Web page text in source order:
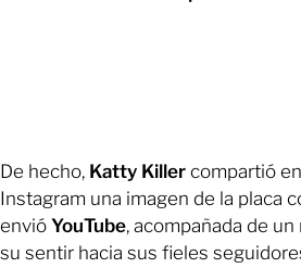
De hecho, Katty Killer compartió
Instagram una imagen de la placa
envió YouTube, acompañada de
su sentir hacia sus fieles